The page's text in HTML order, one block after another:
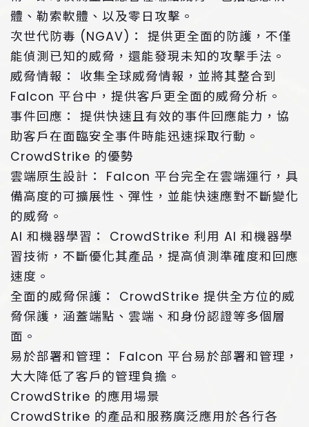
體、勒索軟體、以及零日攻擊。
次世代防毒 (NGAV)： 提供更全面的防護，不僅
能偵測已知的威脅，還能發現未知的攻擊手法。
威脅情報： 收集全球威脅情報，並將其整合到
Falcon 平台中，提供客戶更全面的威脅分析。
事件回應： 提供快速且有效的事件回應能力，協
助客戶在面臨安全事件時能迅速採取行動。
CrowdStrike 的優勢
雲端原生設計： Falcon 平台完全在雲端運行，具
備高度的可擴展性、彈性，並能快速應對不斷變化
的威脅。
AI 和機器學習： CrowdStrike 利用 AI 和機器學
習技術，不斷優化其產品，提高偵測準確度和回應
速度。
全面的威脅保護： CrowdStrike 提供全方位的威
脅保護，涵蓋端點、雲端、和身份認證等多個層
面。
易於部署和管理： Falcon 平台易於部署和管理，
大大降低了客戶的管理負擔。
CrowdStrike 的應用場景
CrowdStrike 的產品和服務廣泛應用於各行各